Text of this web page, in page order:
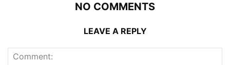
NO COMMENTS
LEAVE A REPLY